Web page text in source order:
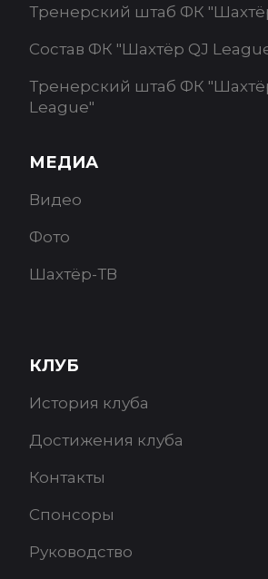
Тренерский штаб ФК
Состав ФК "Шахтёр QJ
Тренерский штаб ФК
League"
МЕДИА
Видео
Фото
Шахтёр-ТВ
КЛУБ
История клуба
Достижения клуба
Контакты
Спонсоры
Руководство